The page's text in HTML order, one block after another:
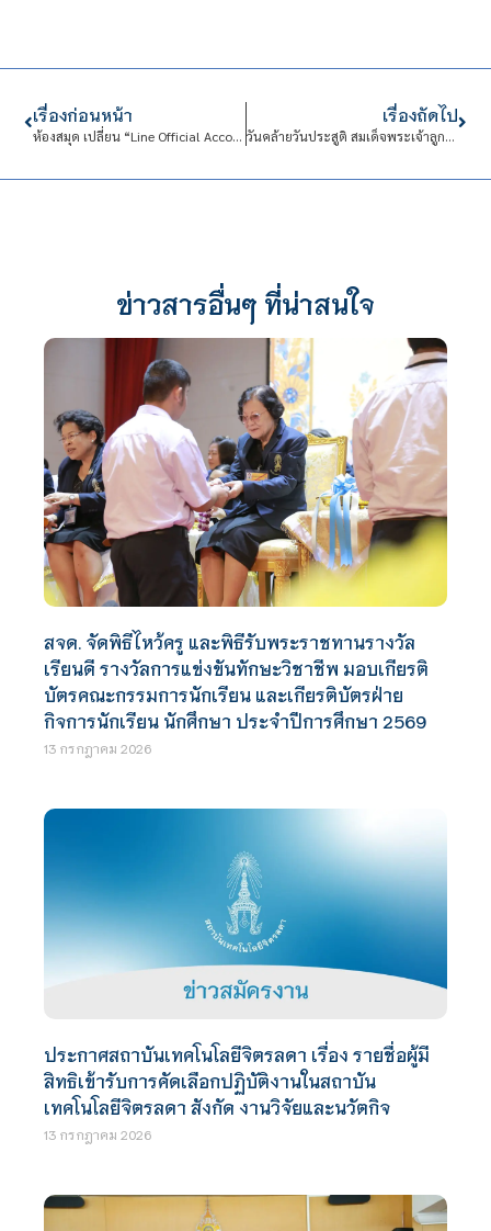
เรื่องก่อนหน้า
ห้องสมุด เปลี่ยน “Line Official Account” ใหม่
เรื่องถัดไป
วันคล้ายวันประสูติ สมเด็จพระเจ้าลูกเธอ เจ้าฟ้าสิริวัณณวรี นารีรัตนราชกัญญา
ข่าวสารอื่นๆ ที่น่าสนใจ
สจด. จัดพิธีไหว้ครู และพิธีรับพระราชทานรางวัล
เรียนดี รางวัลการแข่งขันทักษะวิชาชีพ มอบเกียรติ
บัตรคณะกรรมการนักเรียน และเกียรติบัตรฝ่าย
กิจการนักเรียน นักศึกษา ประจำปีการศึกษา 2569
13 กรกฎาคม 2026
ประกาศสถาบันเทคโนโลยีจิตรลดา เรื่อง รายชื่อผู้มี
สิทธิเข้ารับการคัดเลือกปฏิบัติงานในสถาบัน
เทคโนโลยีจิตรลดา สังกัด งานวิจัยและนวัตกิจ
13 กรกฎาคม 2026